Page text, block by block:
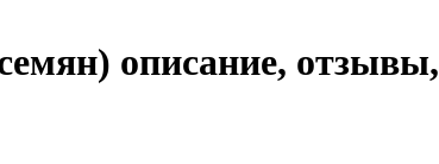
описание, отзывы,